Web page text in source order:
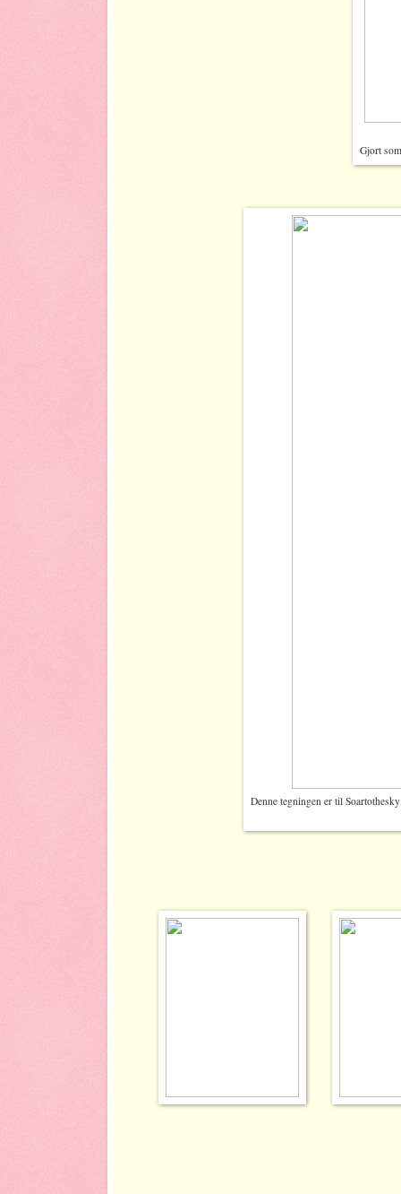
Gjort
Denne tegningen er til